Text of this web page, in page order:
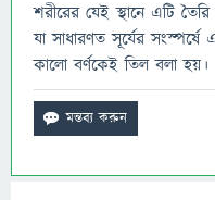
শরীরের যেই স্থানে এটি
যা সাধারণত সূর্যের
কালো বর্ণকেই তিল বলা হয়।